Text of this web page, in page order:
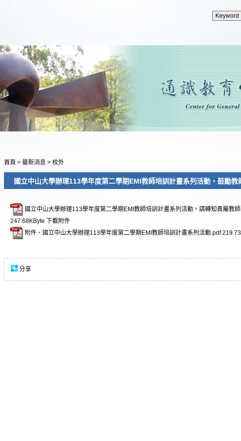
首頁 > 最新消息 > 校外
國立中山大學辦理113學年度第二學期EMI教師培訓計畫系列活動，鼓勵教
國立中山大學辦理113學年度第二學期EMI教師培訓計畫系列活動，請轉知貴屬教
247.68KByte
下載附件
附件、國立中山大學辦理113學年度第二學期EMI教師培訓計畫系列活動.pdf
分享